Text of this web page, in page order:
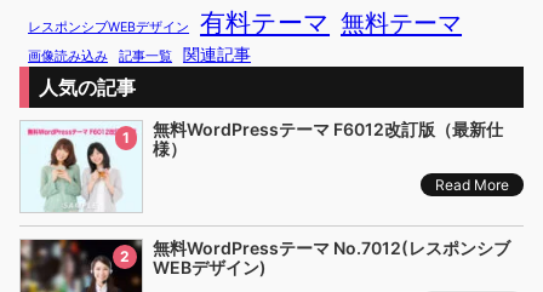
レスポンシブWEBデザイン 有料テーマ 無料テーマ
画像読み込み 記事一覧 関連記事
人気の記事
1
無料WordPressテーマ F6012改訂版（最新仕
様）
Read More
2
無料WordPressテーマ No.7012(レスポンシブ
WEBデザイン)